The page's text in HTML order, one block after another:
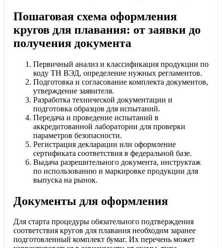
Пошаговая схема оформления
кругов для плавания: от заявки до
получения документа
Первичный анализ и классификация продукции по
коду ТН ВЭД, определение нужных регламентов.
Подготовка и согласование комплекта документов,
утверждение заявителя.
Разработка технической документации и
подготовка образцов для испытаний.
Передача и проведение испытаний в
аккредитованной лаборатории для проверки
параметров безопасности.
Регистрация декларации или оформление
сертификата соответствия в федеральной базе.
Выдача разрешительного документа, инструктаж
по использованию и маркировке продукции для
выпуска на рынок.
Документы для оформления
Для старта процедуры обязательного подтверждения
соответствия кругов для плавания необходим заранее
подготовленный комплект бумаг. Их перечень может